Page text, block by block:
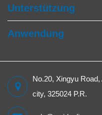
Unterstützung
Anwendung
No.20, Xingyu
city, 325024 P.R.